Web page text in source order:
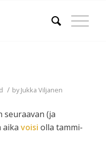
/ byJukka Viljanen
seuraavan (ja
aika voisi olla tammi-